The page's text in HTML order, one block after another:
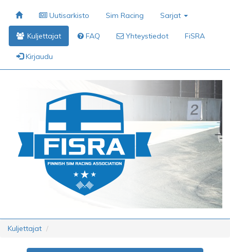
Uutisarkisto Sim Racing Sarjat
Kuljettajat FAQ Yhteystiedot FiSRA
Kirjaudu
Kuljettajat